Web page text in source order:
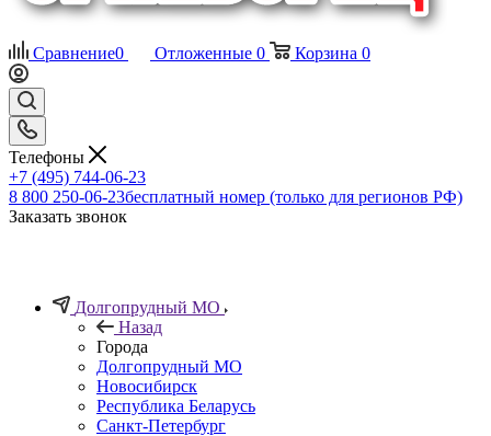
Сравнение0 Отложенные 0 Корзина 0
Телефоны
+7 (495) 744-06-23
8 800 250-06-23бесплатный номер (только для регионов РФ)
Заказать звонок
Долгопрудный МО
Назад
Города
Долгопрудный МО
Новосибирск
Республика Беларусь
Санкт-Петербург